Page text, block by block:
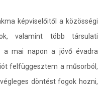
képviselőitől a közösségi
valamint több társulati
a mai napon a jövő évadra
felfüggesztem a műsorból,
döntést fogok hozni,